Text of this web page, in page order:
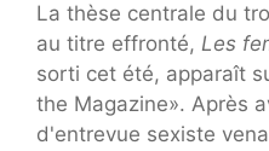
La thèse centrale du
au titre effronté, Les
sorti cet été, apparaît
the Magazine». Après
d'entrevue sexiste